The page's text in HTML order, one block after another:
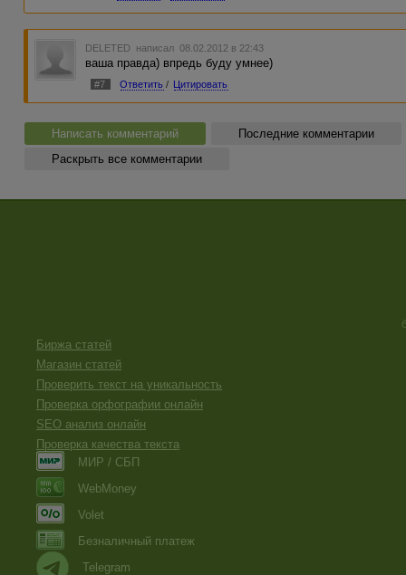
DELETED написал 08.02.2012 в 22:43
ваша правда) впредь буду умнее)
#7 Ответить / Цитировать
Написать комментарий
Последние комментарии
Раскрыть все комментарии
Биржа статей
Магазин статей
Проверить текст на уникальность
Проверка орфографии онлайн
SEO анализ онлайн
Проверка качества текста
МИР / СБП
WebMoney
Volet
Безналичный платеж
Telegram